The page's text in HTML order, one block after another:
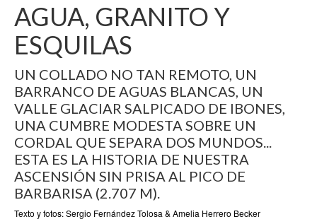
AGUA, GRANITO Y
ESQUILAS
UN COLLADO NO TAN REMOTO, UN
BARRANCO DE AGUAS BLANCAS, UN
VALLE GLACIAR SALPICADO DE IBONES,
UNA CUMBRE MODESTA SOBRE UN
CORDAL QUE SEPARA DOS MUNDOS...
ESTA ES LA HISTORIA DE NUESTRA
ASCENSIÓN SIN PRISA AL PICO DE
BARBARISA (2.707 M).
Texto y fotos: Sergio Fernández Tolosa & Amelia Herrero Becker